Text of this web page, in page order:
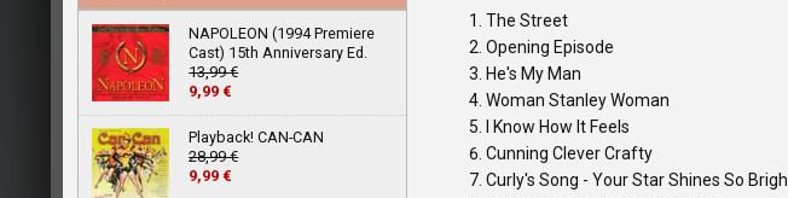
NAPOLEON (1994 Premiere
Cast) 15th Anniversary Ed.
13,99 €
9,99 €
Playback! CAN-CAN
28,99 €
9,99 €
The Street
Opening Episode
He's My Man
Woman Stanley Woman
I Know How It Feels
Cunning Clever Crafty
Curly's Song - Your Star Shines So